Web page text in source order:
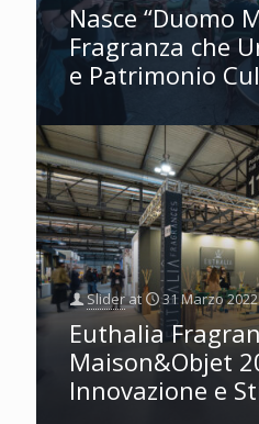
Nasce “Duomo
Fragranza che
e Patrimonio
Sliderat 31 Marzo 2022
Euthalia
Maison&Objet
Innovazione e